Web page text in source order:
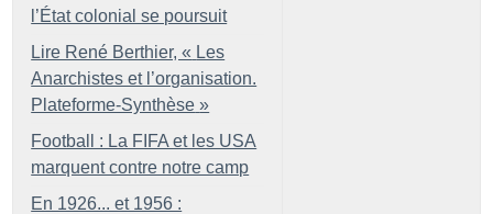
l’État colonial se poursuit
Lire René Berthier, « Les
Anarchistes et l’organisation.
Plateforme-Synthèse »
Football : La FIFA et les USA
marquent contre notre camp
En 1926... et 1956 :